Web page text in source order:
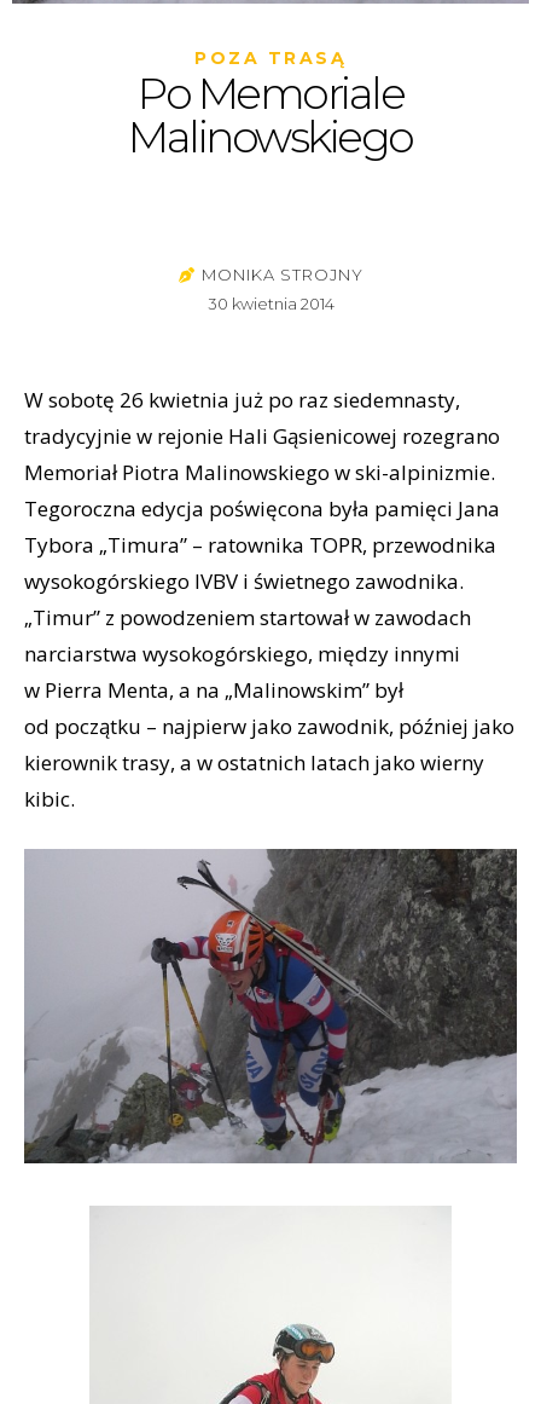
POZA TRASĄ
Po Memoriale
Malinowskiego
MONIKA STROJNY
30 kwietnia 2014
W sobotę 26 kwietnia już po raz siedemnasty,
tradycyjnie w rejonie Hali Gąsienicowej rozegrano
Memoriał Piotra Malinowskiego w ski-alpinizmie.
Tegoroczna edycja poświęcona była pamięci Jana
Tybora „Timura” – ratownika TOPR, przewodnika
wysokogórskiego IVBV i świetnego zawodnika.
„Timur” z powodzeniem startował w zawodach
narciarstwa wysokogórskiego, między innymi
w Pierra Menta, a na „Malinowskim” był
od początku – najpierw jako zawodnik, później jako
kierownik trasy, a w ostatnich latach jako wierny
kibic.